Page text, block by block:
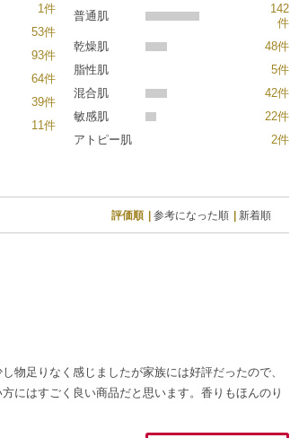
1件
53件
93件
64件
39件
11件
普通肌
142
件
乾燥肌
48件
脂性肌
5件
混合肌
42件
敏感肌
22件
アトピー肌
2件
評価順 参考になった順 新着順
物足りなく感じましたが家族には好評だったので、
にはすごく良い商品だと思います。香りもほんのり